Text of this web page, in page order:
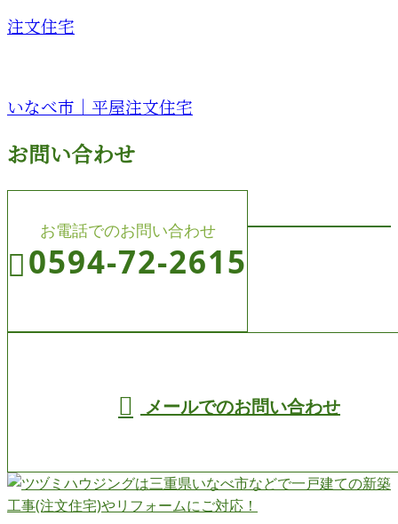
注文住宅
いなべ市｜平屋注文住宅
お問い合わせ
お電話でのお問い合わせ
0594-72-2615
メールでのお問い合わせ